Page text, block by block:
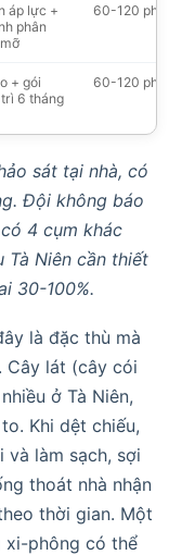
áp lực +
phân
60-120 phút
+ gói
6 tháng
60-120 phút
sát tại nhà, có
Đội không báo
4 cụm khác
Tà Niên cần thiết
30-100%.
là đặc thù mà
Cây lát (cây cói
ở Tà Niên,
Khi dệt chiếu,
và làm sạch, sợi
thoát nhà nhận
thời gian. Một
xi-phông có thể